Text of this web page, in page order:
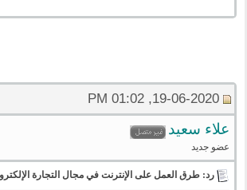
19-06-2020, 01:02 PM
علاء سعيد
عضو جديد
رد: طرق العمل على الإنترنت في مجال التجارة